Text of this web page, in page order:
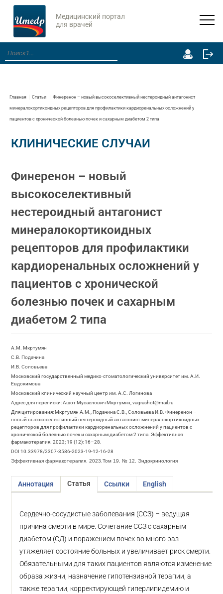
Медицинский портал
для врачей
Главная Статьи Финеренон – новый высокоселективный нестероидный антагонист
минералокортикоидных рецепторов для профилактики кардиоренальных осложнений у
пациентов с хронической болезнью почек и сахарным диабетом 2 типа
КЛИНИЧЕСКИЕ СЛУЧАИ
Финеренон – новый
высокоселективный
нестероидный антагонист
минералокортикоидных
рецепторов для профилактики
кардиоренальных осложнений у
пациентов с хронической
болезнью почек и сахарным
диабетом 2 типа
А.М. Мкртумян
С.В. Подачина
И.В. Соловьева
Московский государственный медико-стоматологический университет им. А.И.
Евдокимова
Московский клинический научный центр им. А.С. Логинова
Адрес для переписки: Ашот Мусаелович Мкртумян, vagrashot@mail.ru
Для цитирования: Мкртумян А.М., Подачина С.В., Соловьева И.В. Финеренон –
новый высокоселективный нестероидный антагонист минералокортикоидных
рецепторов для профилактики кардиоренальных осложнений у пациентов с
хронической болезнью почек и сахарным диабетом 2 типа. Эффективная
фармакотерапия. 2023; 19 (12): 16–28.
DOI 10.33978/2307-3586-2023-19-12-16-28
Эффективная фармакотерапия. 2023.Том 19. № 12. Эндокринология
Аннотация Статья Ссылки English
Сердечно-сосудистые заболевания (ССЗ) – ведущая
причина смерти в мире. Сочетание ССЗ с сахарным
диабетом (СД) и поражением почек во много раз
утяжеляет состояние больных и увеличивает риск смерти.
Обязательными для таких пациентов являются изменение
образа жизни, назначение гипотензивной терапии, а
также терапии, корректирующей гиперлипидемию и